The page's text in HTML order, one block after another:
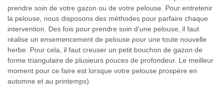
prendre soin de votre gazon ou de votre pelouse. Pour entretenir
la pelouse, nous disposons des méthodes pour parfaire chaque
intervention. Des fois pour prendre soin d’une pelouse, il faut
réalise un ensemencement de pelouse pour une toute nouvelle
herbe. Pour cela, il faut creuser un petit bouchon de gazon de
forme triangulaire de plusieurs pouces de profondeur. Le meilleur
moment pour ce faire est lorsque votre pelouse prospère en
automne et au printemps).